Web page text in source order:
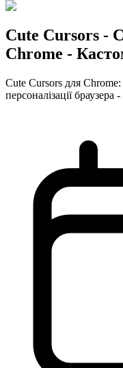
Cute Cursors -
Chrome -
Cute Cursors для Chrome:
персоналізації